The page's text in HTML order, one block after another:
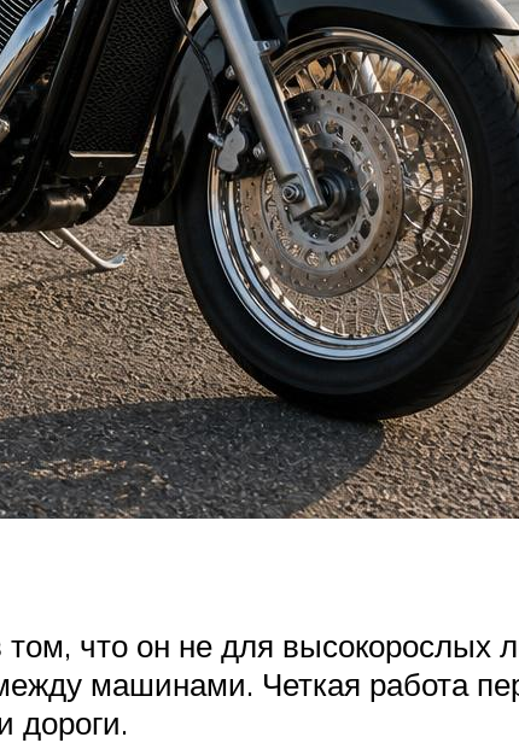
что он не для высокорослых
машинами. Четкая работа
дороги.